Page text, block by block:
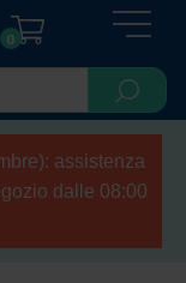
0
assistenza
dalle 08:00